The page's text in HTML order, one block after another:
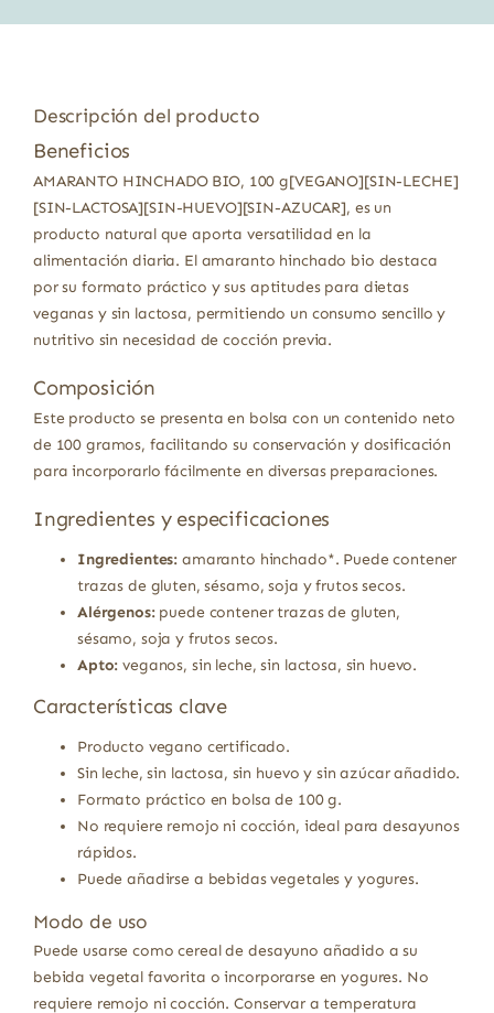
Descripción del producto
Beneficios
AMARANTO HINCHADO BIO, 100 g[VEGANO][SIN-LECHE]
[SIN-LACTOSA][SIN-HUEVO][SIN-AZUCAR], es un
producto natural que aporta versatilidad en la
alimentación diaria. El amaranto hinchado bio destaca
por su formato práctico y sus aptitudes para dietas
veganas y sin lactosa, permitiendo un consumo sencillo y
nutritivo sin necesidad de cocción previa.
Composición
Este producto se presenta en bolsa con un contenido neto
de 100 gramos, facilitando su conservación y dosificación
para incorporarlo fácilmente en diversas preparaciones.
Ingredientes y especificaciones
Ingredientes: amaranto hinchado*. Puede contener
trazas de gluten, sésamo, soja y frutos secos.
Alérgenos:puede contener trazas de gluten,
sésamo, soja y frutos secos.
Apto: veganos, sin leche, sin lactosa, sin huevo.
Características clave
Producto vegano certificado.
Sin leche, sin lactosa, sin huevo y sin azúcar añadido.
Formato práctico en bolsa de 100 g.
No requiere remojo ni cocción, ideal para desayunos
rápidos.
Puede añadirse a bebidas vegetales y yogures.
Modo de uso
Puede usarse como cereal de desayuno añadido a su
bebida vegetal favorita o incorporarse en yogures. No
requiere remojo ni cocción. Conservar a temperatura